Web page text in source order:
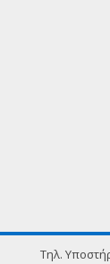
Τηλ.